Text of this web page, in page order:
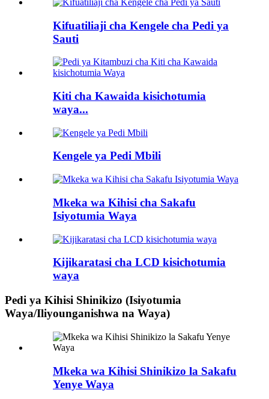
Kifuatiliaji cha Kengele cha Pedi ya
Sauti
Kiti cha Kawaida kisichotumia
waya...
Kengele ya Pedi Mbili
Mkeka wa Kihisi cha Sakafu
Isiyotumia Waya
Kijikaratasi cha LCD kisichotumia
waya
Pedi ya Kihisi Shinikizo (Isiyotumia
Waya/Iliyounganishwa na Waya)
Mkeka wa Kihisi Shinikizo la Sakafu
Yenye Waya